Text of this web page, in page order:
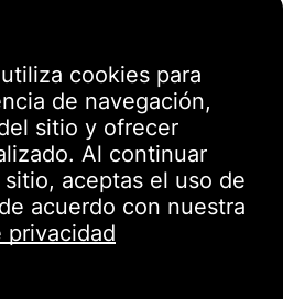
cookies para
de navegación,
sitio y ofrecer
Al continuar
aceptas el uso de
acuerdo con nuestra
privacidad
a través de WhatsApp
de tomar cualquier decisión de
con ellas.
que la administración del sitio
pérdida o daño directo o
uso de la información
y cuidado al tomar decisiones